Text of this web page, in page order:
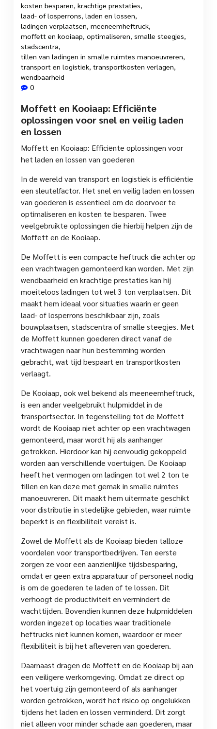
kosten besparen krachtige prestaties
laad- of losperrons laden en lossen
ladingen verplaatsen meeneemheftruck
moffett en kooiaap optimaliseren smalle steegjes
stadscentra
tillen van ladingen in smalle ruimtes manoeuvreren
transport en logistiek transportkosten verlagen
wendbaarheid
0
Moffett en Kooiaap: Efficiënte
oplossingen voor snel en veilig laden
en lossen
Moffett en Kooiaap: Efficiënte oplossingen voor
het laden en lossen van goederen
In de wereld van transport en logistiek is efficiëntie
een sleutelfactor. Het snel en veilig laden en lossen
van goederen is essentieel om de doorvoer te
optimaliseren en kosten te besparen. Twee
veelgebruikte oplossingen die hierbij helpen zijn de
Moffett en de Kooiaap.
De Moffett is een compacte heftruck die achter op
een vrachtwagen gemonteerd kan worden. Met zijn
wendbaarheid en krachtige prestaties kan hij
moeiteloos ladingen tot wel 3 ton verplaatsen. Dit
maakt hem ideaal voor situaties waarin er geen
laad- of losperrons beschikbaar zijn, zoals
bouwplaatsen, stadscentra of smalle steegjes. Met
de Moffett kunnen goederen direct vanaf de
vrachtwagen naar hun bestemming worden
gebracht, wat tijd bespaart en transportkosten
verlaagt.
De Kooiaap, ook wel bekend als meeneemheftruck,
is een ander veelgebruikt hulpmiddel in de
transportsector. In tegenstelling tot de Moffett
wordt de Kooiaap niet achter op een vrachtwagen
gemonteerd, maar wordt hij als aanhanger
getrokken. Hierdoor kan hij eenvoudig gekoppeld
worden aan verschillende voertuigen. De Kooiaap
heeft het vermogen om ladingen tot wel 2 ton te
tillen en kan deze met gemak in smalle ruimtes
manoeuvreren. Dit maakt hem uitermate geschikt
voor distributie in stedelijke gebieden, waar ruimte
beperkt is en flexibiliteit vereist is.
Zowel de Moffett als de Kooiaap bieden talloze
voordelen voor transportbedrijven. Ten eerste
zorgen ze voor een aanzienlijke tijdsbesparing,
omdat er geen extra apparatuur of personeel nodig
is om de goederen te laden of te lossen. Dit
verhoogt de productiviteit en vermindert de
wachttijden. Bovendien kunnen deze hulpmiddelen
worden ingezet op locaties waar traditionele
heftrucks niet kunnen komen, waardoor er meer
flexibiliteit is bij het afleveren van goederen.
Daarnaast dragen de Moffett en de Kooiaap bij aan
een veiligere werkomgeving. Omdat ze direct op
het voertuig zijn gemonteerd of als aanhanger
worden getrokken, wordt het risico op ongelukken
tijdens het laden en lossen verminderd. Dit zorgt
niet alleen voor minder schade aan goederen, maar